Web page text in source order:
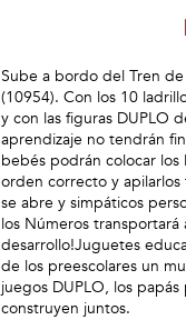
Sube a bordo del Tren
(10954). Con los 10
y con las figuras DUPLO
aprendizaje no tendrán
bebés podrán colocar los
orden correcto y
se abre y simpáticos
los Números
desarrollo!Juguetes
de los preescolares un
juegos DUPLO, los
construyen juntos.